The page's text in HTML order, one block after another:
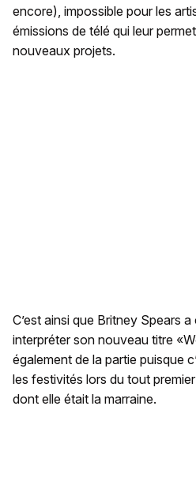
encore), impossible pour les
émissions de télé qui leur
nouveaux projets.
C’est ainsi que Britney Spears
interpréter son nouveau titre
également de la partie puisque
les festivités lors du tout
dont elle était la marraine.